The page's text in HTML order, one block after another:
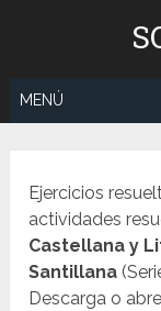
MENÚ
Ejercicios
actividades
Castellana y
Santillana
Descarga o